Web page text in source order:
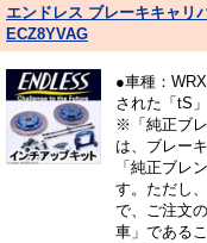
エンドレス ブレーキキャリ
ECZ8YVAG
●車種：
された「tS
※「純正ブ
は、ブレー
「純正ブレ
す。ただし
で、ご注文
車」である